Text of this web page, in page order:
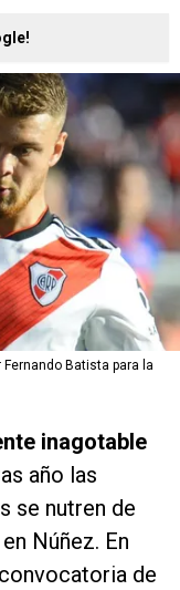
Batista para la
inagotable
año las
se nutren de
Núñez. En
de